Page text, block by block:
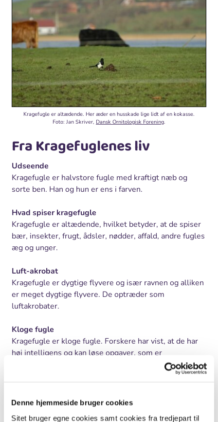
Denne hjemmeside bruger cookies
Sitet bruger egne cookies samt cookies fra tredjepart til
Kragefugle er altædende. Her æder en husskade lige lidt af en kokasse.
Foto: Jan Skriver, Dansk Ornitologisk Forening.
Fra Kragefuglenes liv
Udseende
Kragefugle er halvstore fugle med kraftigt næb og
sorte ben. Han og hun er ens i farven.
Hvad spiser kragefugle
Kragefugle er altædende, hvilket betyder, at de spiser
bær, insekter, frugt, ådsler, nødder, affald, andre fugles
æg og unger.
Luft-akrobat
Kragefugle er dygtige flyvere og især ravnen og alliken
er meget dygtige flyvere. De optræder som
luftakrobater.
Kloge fugle
Kragefugle er kloge fugle. Forskere har vist, at de har
høj intelligens og kan løse opgaver, som er
komplicerede for mange andre fugle og dyr. Hvis du fx
sætter en kragefugl på den ene side af et hønsenet og
ligger en pind på kragens side - så vil kragen kunne